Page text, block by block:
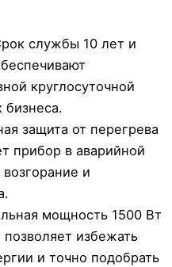
службы 10 лет и
круглосуточной
бизнеса.
защита от перегрева
прибор в аварийной
и
мощность 1500 Вт
избежать
и точно подобрать